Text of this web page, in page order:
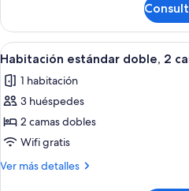
de
matrimonio,
no
fumadores
individual
estándar,
1
de
matrimonio,
fumadores
Abrir
todas
las
fotos
de
Habitación
estándar
5
Habitación estándar doble, 2
1 habitación
3 huéspedes
2 camas dobles
Wifi gratis
Ver más detalles
Más